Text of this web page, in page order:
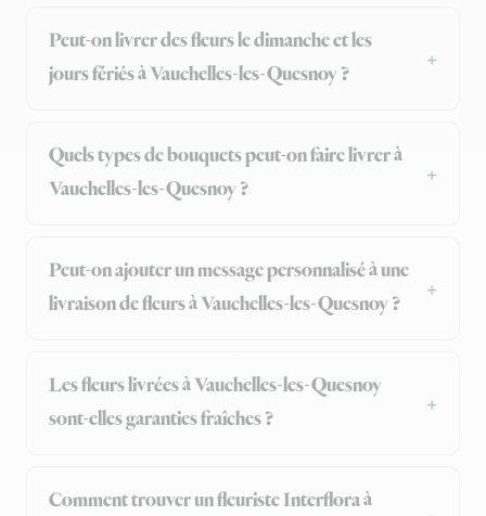
Peut-on livrer des fleurs le dimanche et les
jours fériés à Vauchelles-les-Quesnoy ?
Quels types de bouquets peut-on faire livrer à
Vauchelles-les-Quesnoy ?
Peut-on ajouter un message personnalisé à une
livraison de fleurs à Vauchelles-les-Quesnoy ?
Les fleurs livrées à Vauchelles-les-Quesnoy
sont-elles garanties fraîches ?
Comment trouver un fleuriste Interflora à